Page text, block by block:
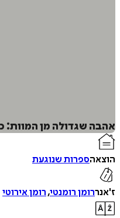
אהבה שגדולה מן המוות:
הוצאהספרות שנוגעת
ז'אנררומן רומנטי, רומן אירוטי